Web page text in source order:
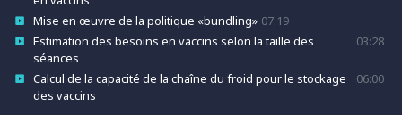
Mise en œuvre de la politique «bundling» 07:19
Estimation des besoins en vaccins selon la taille des
séances
03:28
Calcul de la capacité de la chaîne du froid pour le stockage
des vaccins
06:00